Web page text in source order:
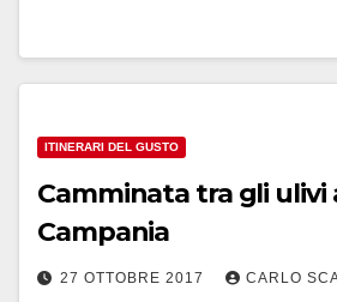
ITINERARI DEL GUSTO
Camminata tra gli ulivi
Campania
27 OTTOBRE 2017 CARLO